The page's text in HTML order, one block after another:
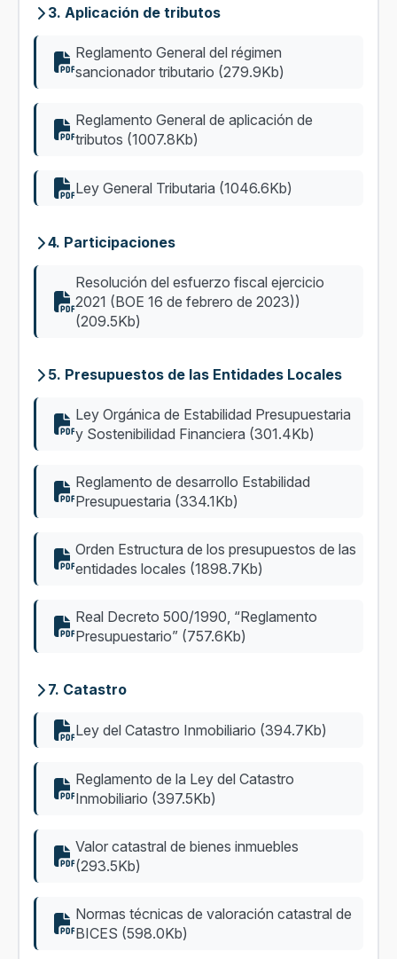
3. Aplicación de tributos
Reglamento General del régimen
sancionador tributario (279.9Kb)
Reglamento General de aplicación de
tributos (1007.8Kb)
Ley General Tributaria (1046.6Kb)
4. Participaciones
Resolución del esfuerzo fiscal ejercicio
2021 (BOE 16 de febrero de 2023))
(209.5Kb)
5. Presupuestos de las Entidades Locales
Ley Orgánica de Estabilidad Presupuestaria
y Sostenibilidad Financiera (301.4Kb)
Reglamento de desarrollo Estabilidad
Presupuestaria (334.1Kb)
Orden Estructura de los presupuestos de las
entidades locales (1898.7Kb)
Real Decreto 500/1990, “Reglamento
Presupuestario” (757.6Kb)
7. Catastro
Ley del Catastro Inmobiliario (394.7Kb)
Reglamento de la Ley del Catastro
Inmobiliario (397.5Kb)
Valor catastral de bienes inmuebles
(293.5Kb)
Normas técnicas de valoración catastral de
BICES (598.0Kb)